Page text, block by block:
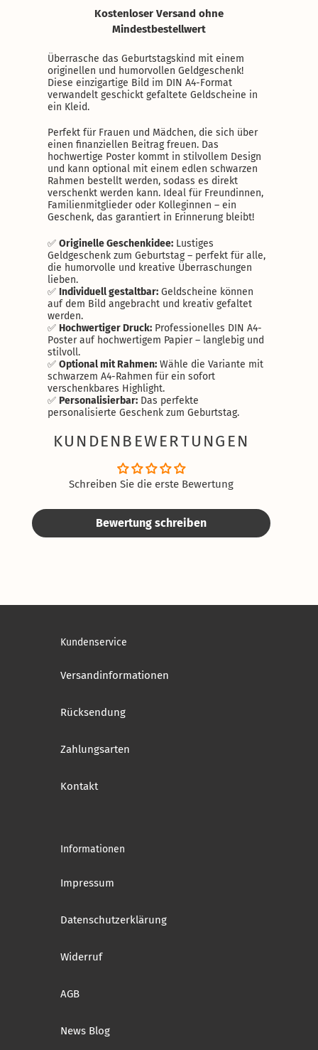
hinzugefügtKostenloser Versand ohne
Mindestbestellwert
Überrasche das Geburtstagskind mit einem
originellen und humorvollen Geldgeschenk!
Diese einzigartige Bild im DIN A4-Format
verwandelt geschickt gefaltete Geldscheine in
ein Kleid.
Perfekt für Frauen und Mädchen, die sich über
einen finanziellen Beitrag freuen. Das
hochwertige Poster kommt in stilvollem Design
und kann optional mit einem edlen schwarzen
Rahmen bestellt werden, sodass es direkt
verschenkt werden kann. Ideal für Freundinnen,
Familienmitglieder oder Kolleginnen – ein
Geschenk, das garantiert in Erinnerung bleibt!
✅ Originelle Geschenkidee: Lustiges
Geldgeschenk zum Geburtstag – perfekt für alle,
die humorvolle und kreative Überraschungen
lieben.
✅ Individuell gestaltbar: Geldscheine können
auf dem Bild angebracht und kreativ gefaltet
werden.
✅ Hochwertiger Druck: Professionelles DIN A4-
Poster auf hochwertigem Papier – langlebig und
stilvoll.
✅ Optional mit Rahmen: Wähle die Variante mit
schwarzem A4-Rahmen für ein sofort
verschenkbares Highlight.
✅ Personalisierbar: Das perfekte
personalisierte Geschenk zum Geburtstag.
KUNDENBEWERTUNGEN
Schreiben Sie die erste Bewertung
Bewertung schreiben
Kundenservice
Versandinformationen
Rücksendung
Zahlungsarten
Kontakt
Informationen
Impressum
Datenschutzerklärung
Widerruf
AGB
News Blog